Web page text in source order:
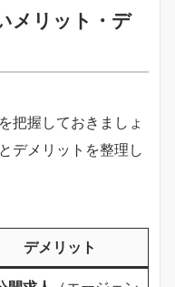
メリット・デ
把握しておきましょ
デメリットを整理し
デメリット